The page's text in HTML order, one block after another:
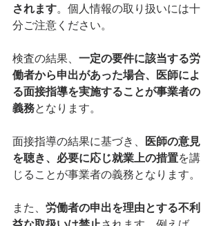
されます。個人情報の取り扱いには十
分ご注意ください。
検査の結果、 一定の要件に該当する労
働者から申出があった場合、医師によ
る面接指導を実施することが事業者の
義務となります。
面接指導の結果に基づき、
医師の意見
を聴き、必要に応じ就業上の措置を講
じることが事業者の義務となります。
また、 労働者の申出を理由とする不利